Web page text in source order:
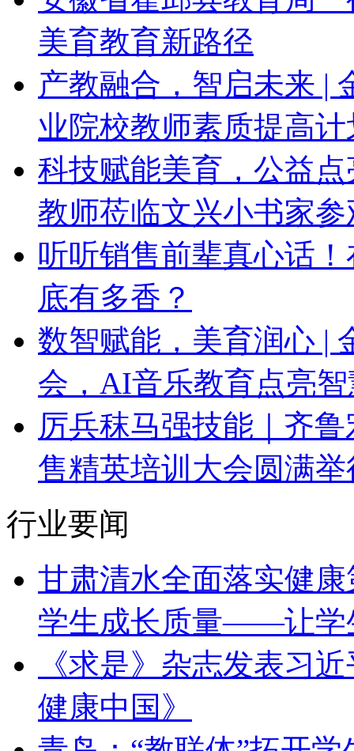
安徽省霍邱县教育局
美育教育新路径
产教融合，智启未来 |
业院校教师素质提高
科技赋能美育，公益
教师莅临文兴小书家
听听销售前辈真心话
底有多香？
数智赋能，美育润心 |
会，AI音乐教育点亮
厉兵秣马强技能｜齐
售精英培训大会圆满举
行业要闻
甘肃清水全面落实健
学生成长质量——让学
《求是》杂志发表习
健康中国》